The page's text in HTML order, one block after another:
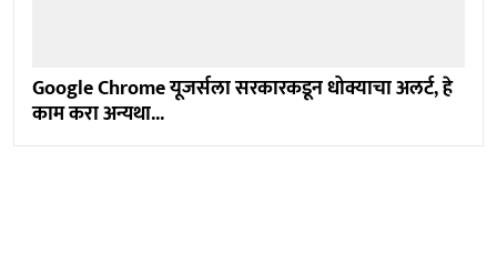
Google Chrome यूजर्सला सरकारकडून धोक्याचा अलर्ट, हे
काम करा अन्यथा...